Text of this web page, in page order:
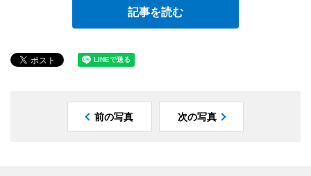
記事を読む
前の写真 次の写真